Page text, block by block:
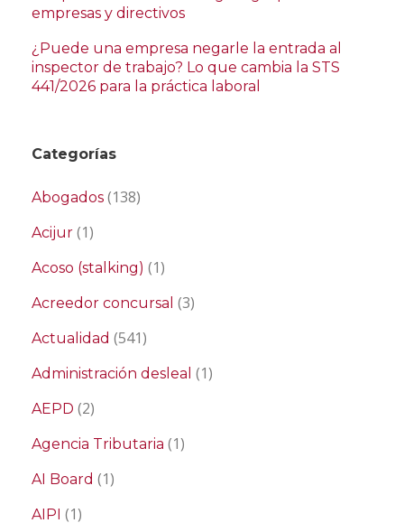
empresas y directivos
¿Puede una empresa negarle la entrada al
inspector de trabajo? Lo que cambia la STS
441/2026 para la práctica laboral
Categorías
Abogados (138)
Acijur (1)
Acoso (stalking) (1)
Acreedor concursal (3)
Actualidad (541)
Administración desleal (1)
AEPD (2)
Agencia Tributaria (1)
AI Board (1)
AIPI (1)